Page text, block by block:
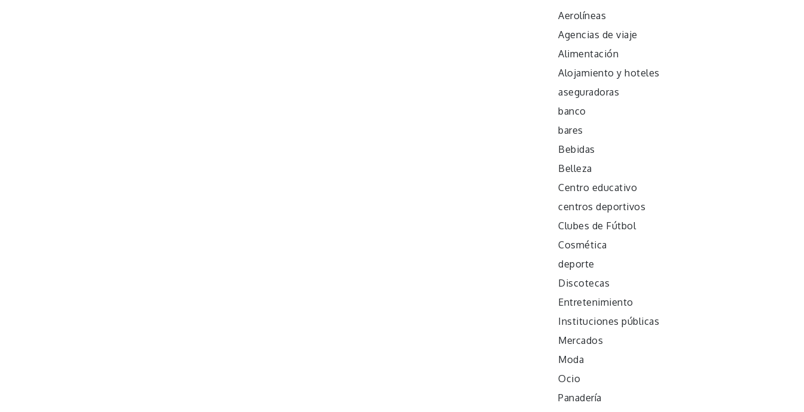
Aerolíneas
Agencias de viaje
Alimentación
Alojamiento y hoteles
aseguradoras
banco
bares
Bebidas
Belleza
Centro educativo
centros deportivos
Clubes de Fútbol
Cosmética
deporte
Discotecas
Entretenimiento
Instituciones públicas
Mercados
Moda
Ocio
Panadería